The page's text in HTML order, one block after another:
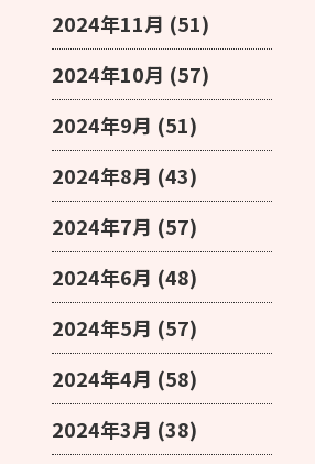
2024年11月 (51)
2024年10月 (57)
2024年9月 (51)
2024年8月 (43)
2024年7月 (57)
2024年6月 (48)
2024年5月 (57)
2024年4月 (58)
2024年3月 (38)